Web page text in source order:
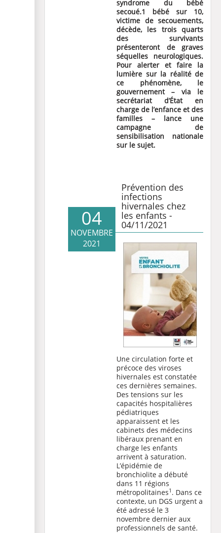
syndrome du bébé
secoué.1 bébé sur 10,
victime de secouements,
décède, les trois quarts
des survivants
présenteront de graves
séquelles neurologiques.
Pour alerter et faire la
lumière sur la réalité de
ce phénomène, le
gouvernement – via le
secrétariat d’État en
charge de l’enfance et des
familles – lance une
campagne de
sensibilisation nationale
sur le sujet.
Prévention des
infections
hivernales chez
les enfants -
04/11/2021
04
NOVEMBRE
2021
Une circulation forte et
précoce des viroses
hivernales est constatée
ces dernières semaines.
Des tensions sur les
capacités hospitalières
pédiatriques
apparaissent et les
cabinets des médecins
libéraux prenant en
charge les enfants
arrivent à saturation.
L’épidémie de
bronchiolite a débuté
dans 11 régions
métropolitaines1 . Dans ce
contexte, un DGS urgent a
été adressé le 3
novembre dernier aux
professionnels de santé.